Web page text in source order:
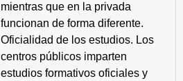
mientras que en la privada
funcionan de forma diferente.
Oficialidad de los estudios. Los
centros públicos imparten
estudios formativos oficiales y